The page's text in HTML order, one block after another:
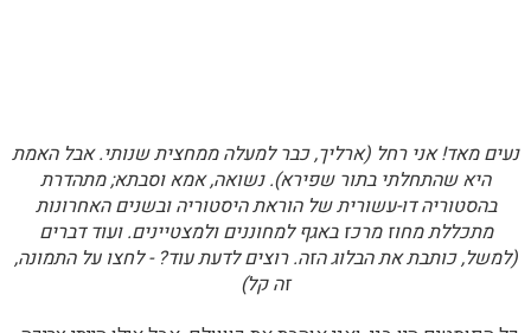
נעים מאד! אני רחל (ארליך, כבר למעלה ממחצית שנותי. אבל האמת
היא שהתחלתי בתור שפירא). נשואה, אמא וסבתא; מתהדרת
בהסטוריה דו-עשורית של הוראת היסטוריה ובשנים האחרונות
מתכללת מחוז מרכז באגף למחוננים ולמצטיינים. ועוד דברים
(למשל, כותבת את הבלוג הזה. רוצים לדעת עוד? - לחצו על התמונה,
זה קל)